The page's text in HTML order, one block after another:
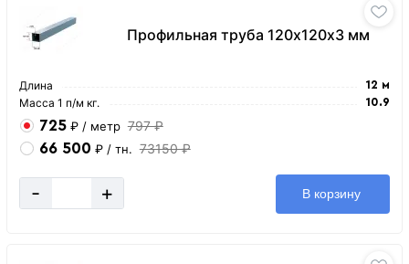
Профильная труба 120х120х3 мм
Длина 12 м
Масса 1 п/м кг. 10.9
725 ₽ / метр 797 ₽
66 500 ₽ / тн. 73150 ₽
- + В корзину